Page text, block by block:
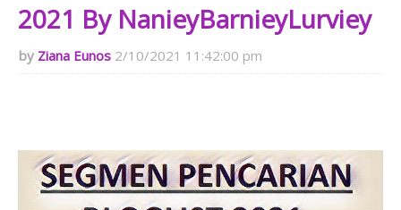
2021 By NanieyBarnieyLurviey
Ziana Eunos 2/10/2021 11:42:00 pm